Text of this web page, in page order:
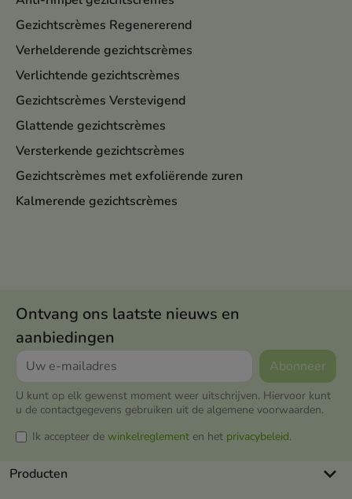
Gezichtscrèmes Regenererend
Verhelderende gezichtscrèmes
Verlichtende gezichtscrèmes
Gezichtscrèmes Verstevigend
Glattende gezichtscrèmes
Versterkende gezichtscrèmes
Gezichtscrèmes met exfoliërende zuren
Kalmerende gezichtscrèmes
Ontvang ons laatste nieuws en
aanbiedingen
U kunt op elk gewenst moment weer uitschrijven. Hiervoor kunt
u de contactgegevens gebruiken uit de algemene voorwaarden.
Ik accepteer de winkelreglement en het privacybeleid.
Producten keyboard_arrow_down